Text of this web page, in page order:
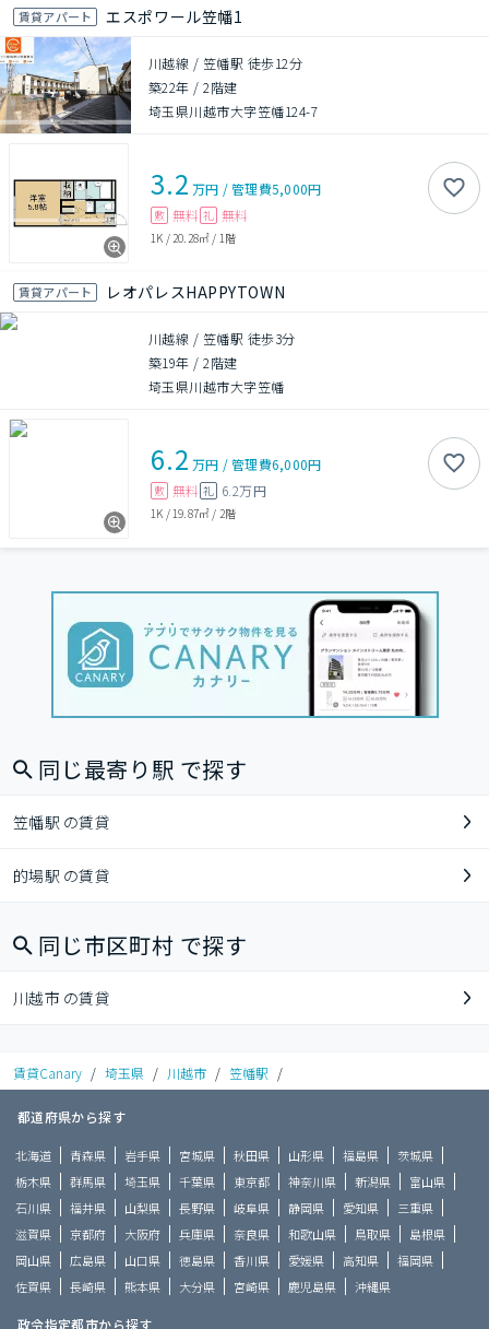
賃貸アパート エスポワール笠幡1
川越線 / 笠幡駅 徒歩12分
築22年 /2階建
埼玉県川越市大字笠幡124-7
3.2 万円 /管理費5,000円
敷 無料 礼 無料
1K / 20.28㎡ / 1階
賃貸アパート レオパレスHAPPYTOWN
川越線 / 笠幡駅 徒歩3分
築19年 /2階建
埼玉県川越市大字笠幡
6.2 万円 /管理費6,000円
敷 無料 礼 6.2万円
1K / 19.87㎡ / 2階
同じ最寄り駅 で探す
笠幡駅 の賃貸
的場駅 の賃貸
同じ市区町村 で探す
川越市 の賃貸
賃貸Canary / 埼玉県 / 川越市 / 笠幡駅 /
都道府県から探す
北海道 青森県 岩手県 宮城県 秋田県 山形県 福島県
茨城県
栃木県
群馬県 埼玉県 千葉県 東京都 神奈川県 新潟県
富山県
石川県
福井県 山梨県 長野県 岐阜県 静岡県 愛知県
三重県
滋賀県
京都府 大阪府 兵庫県 奈良県 和歌山県 鳥取県
島根県
岡山県
広島県 山口県 徳島県 香川県 愛媛県 高知県
福岡県
佐賀県
長崎県 熊本県 大分県 宮崎県 鹿児島県 沖縄県
政令指定都市から探す